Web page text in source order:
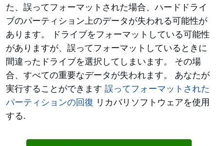
た、誤ってフォーマットされた場合、ハードドライ
ブのパーティション上のデータが失われる可能性が
あります。 ドライブをフォーマットしている可能性
がありますが、誤ってフォーマットしているときに
間違ったドライブを選択してしまいます。 その場
合、すべての重要なデータが失われます。 あなたが
実行することができます 誤ってフォーマットされた
パーティションの回復 リカバリソフトウェアを使用
する.